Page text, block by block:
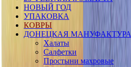
НОВЫЙ ГОД
УПАКОВКА
КОВРЫ
ДОНЕЦКАЯ МАНУФАКТУРА
Халаты
Салфетки
Простыни махровые